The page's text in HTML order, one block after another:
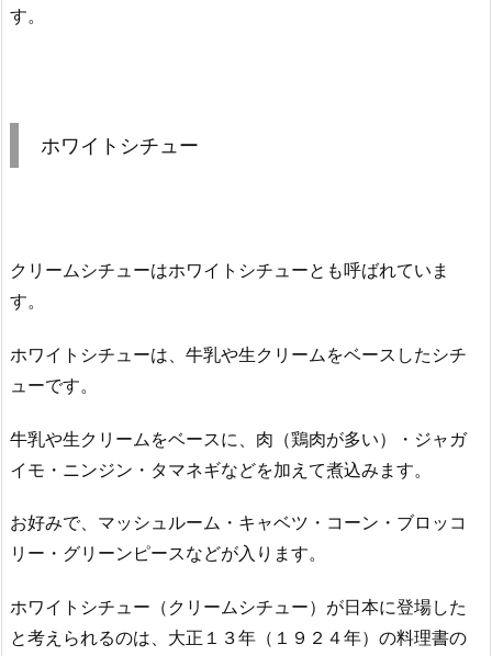
す。
ホワイトシチュー
クリームシチューはホワイトシチューとも呼ばれていま
す。
ホワイトシチューは、牛乳や生クリームをベースしたシチ
ューです。
牛乳や生クリームをベースに、肉（鶏肉が多い）・ジャガ
イモ・ニンジン・タマネギなどを加えて煮込みます。
お好みで、マッシュルーム・キャベツ・コーン・ブロッコ
リー・グリーンピースなどが入ります。
ホワイトシチュー（クリームシチュー）が日本に登場した
と考えられるのは、大正１３年（１９２４年）の料理書の